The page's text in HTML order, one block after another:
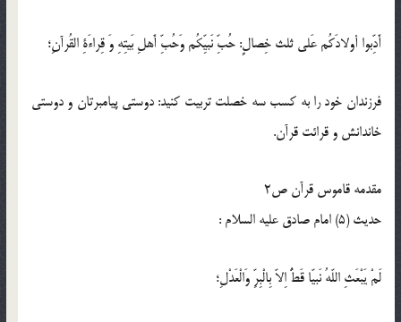
أَدِّبوا أولادَكُم عَلى ثلث خِصالٍ: حُبِّ نَبيِّكُم وَحُبِّ أَهلِ بَيتِهِ وَ قِراءَةِ القُرآنِ؛
فرزندان خود را به كسب سه خصلت تربيت كنيد: دوستى پيامبرتان و دوستى
خاندانش و قرائت قرآن.
مقدمه قاموس قرآن ص2
حدیث (5) امام صادق عليه‏ السلام :
لَمْ يَبْعَثِ اللّه‏ُ نَبيّا قَطُّ اِلاّ بِالْبِرِّ وَالْعَدْلِ؛